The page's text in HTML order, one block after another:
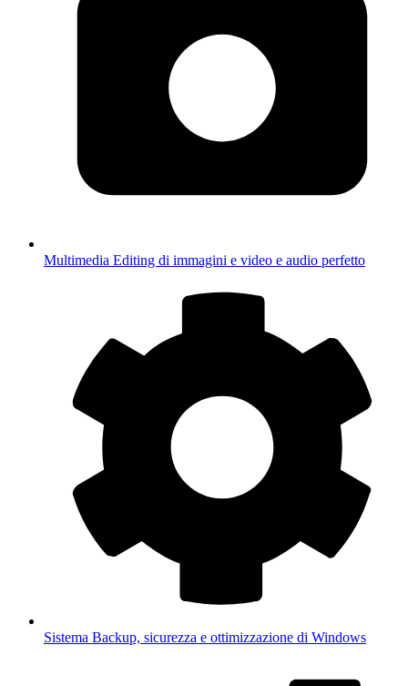
Multimedia Editing di immagini e video e audio perfetto
Sistema Backup, sicurezza e ottimizzazione di Windows